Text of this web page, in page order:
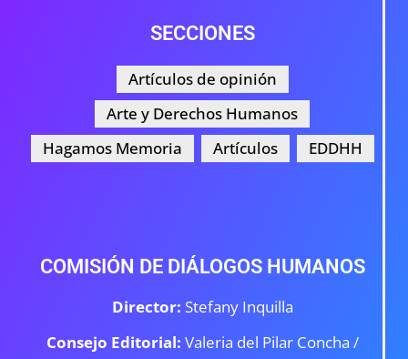
SECCIONES
Artículos de opinión
Arte y Derechos Humanos
Hagamos Memoria
Artículos EDDHH
COMISIÓN DE DIÁLOGOS HUMANOS
Director: Stefany Inquilla
Consejo Editorial: Valeria del Pilar Concha /